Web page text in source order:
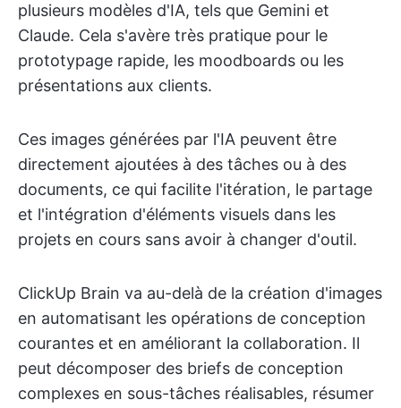
plusieurs modèles d'IA, tels que Gemini et
Claude. Cela s'avère très pratique pour le
prototypage rapide, les moodboards ou les
présentations aux clients.
Ces images générées par l'IA peuvent être
directement ajoutées à des tâches ou à des
documents, ce qui facilite l'itération, le partage
et l'intégration d'éléments visuels dans les
projets en cours sans avoir à changer d'outil.
ClickUp Brain va au-delà de la création d'images
en automatisant les opérations de conception
courantes et en améliorant la collaboration. Il
peut décomposer des briefs de conception
complexes en sous-tâches réalisables, résumer